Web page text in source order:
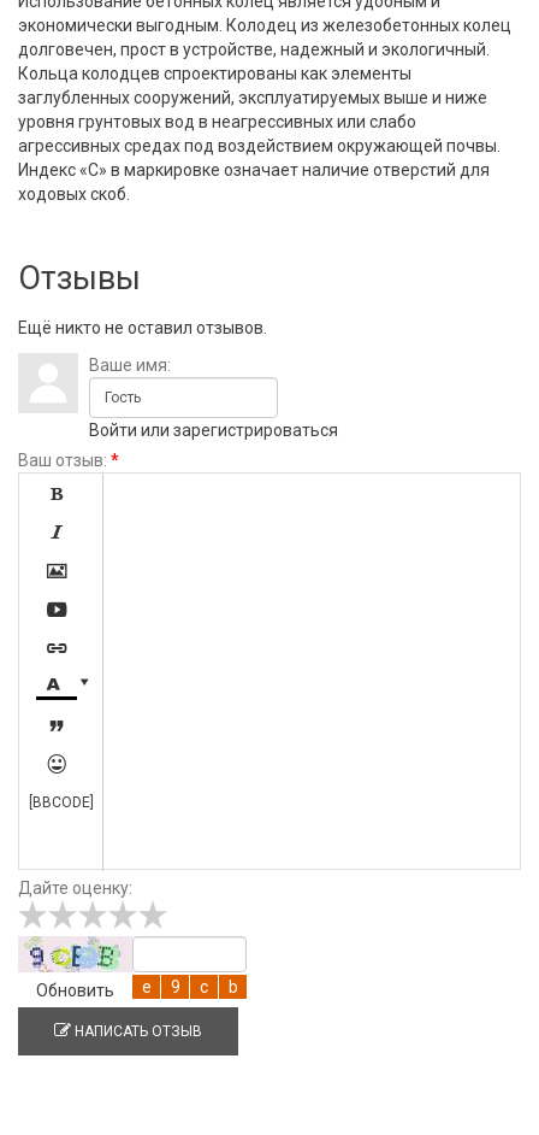
экономически выгодным. Колодец из железобетонных колец
долговечен, прост в устройстве, надежный и экологичный.
Кольца колодцев спроектированы как элементы
заглубленных сооружений, эксплуатируемых выше и ниже
уровня грунтовых вод в неагрессивных или слабо
агрессивных средах под воздействием окружающей почвы.
Индекс «С» в маркировке означает наличие отверстий для
ходовых скоб.
Отзывы
Ещё никто не оставил отзывов.
Ваше имя:
Войти или зарегистрироваться
Ваш отзыв: *









[BBCODE]
Дайте оценку:
Обновить
НАПИСАТЬ ОТЗЫВ